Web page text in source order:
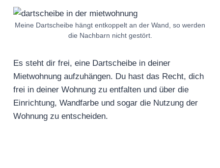
Meine Dartscheibe hängt entkoppelt an der Wand, so werden
die Nachbarn nicht gestört.
Es steht dir frei, eine Dartscheibe in deiner
Mietwohnung aufzuhängen. Du hast das Recht, dich
frei in deiner Wohnung zu entfalten und über die
Einrichtung, Wandfarbe und sogar die Nutzung der
Wohnung zu entscheiden.